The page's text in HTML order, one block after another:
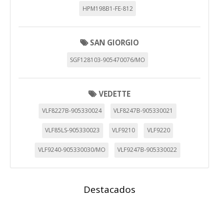
HPM198B1-FE-812
SAN GIORGIO
SGF128103-905470076/MO
VEDETTE
VLF8227B-905330024 VLF8247B-905330021
VLF85LS-905330023 VLF9210 VLF9220
VLF9240-905330030/MO VLF9247B-905330022
Destacados